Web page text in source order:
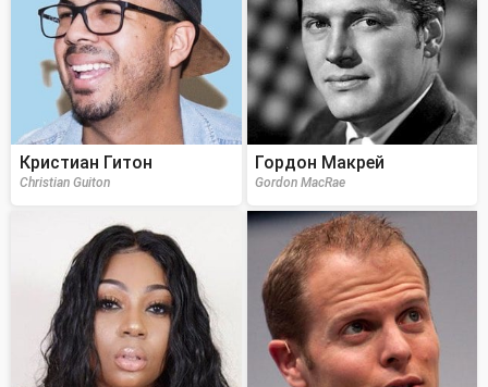
Кристиан Гитон
Christian Guiton
Гордон Макрей
Gordon MacRae